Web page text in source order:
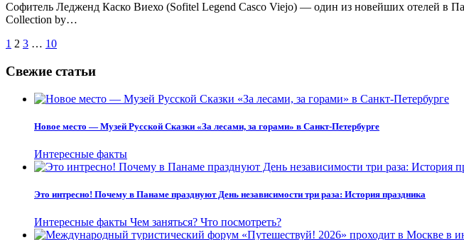
Софитель Ледженд Каско Виехо (Sofitel Legend Casco Viejo) — один из новейших отелей в
Collection by…
Пагинация
записей
1 2 3 … 10
Свежие статьи
Новое место — Музей Русской Сказки «За лесами, за горами» в Санкт-Петербурге
Интересные факты
Это интресно! Почему в Панаме празднуют День независимости три раза: История праздника
Интересные факты Чем заняться? Что посмотреть?